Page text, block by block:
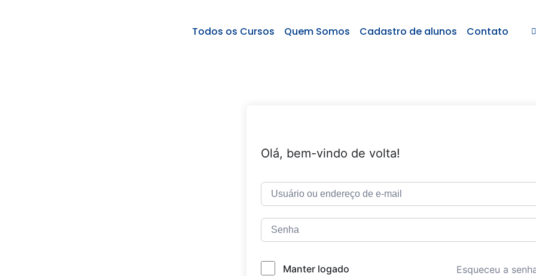
Todos os Cursos Quem Somos Cadastro de alunos Contato
Olá, bem-vindo de volta!
Manter logado Esqueceu a